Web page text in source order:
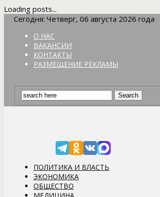
Loading posts...
Сегодня: Четверг, 06 августа 2026 года
О НАС
ВАКАНСИИ
КОНТАКТЫ
РАЗМЕЩЕНИЕ РЕКЛАМЫ
ПОЛИТИКА И ВЛАСТЬ
ЭКОНОМИКА
ОБЩЕСТВО
МЕДИЦИНА